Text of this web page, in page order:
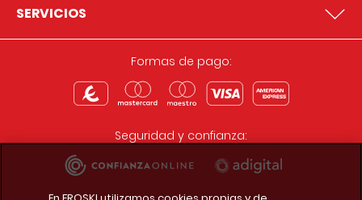
SERVICIOS
Formas de pago:
Seguridad y confianza: